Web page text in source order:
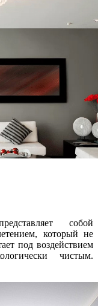
собой
который не
под воздействием
чистым.